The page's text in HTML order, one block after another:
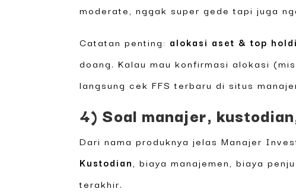
moderate, nggak super gede tapi juga
Catatan penting: alokasi aset & top
doang. Kalau mau konfirmasi alokasi
langsung cek FFS terbaru di situs
4) Soal manajer,
Dari nama produknya jelas Manajer
Kustodian, biaya manajemen, biaya
terakhir.